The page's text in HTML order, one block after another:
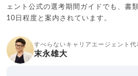
ェント公式の選考期間ガイドでも、書
10日程度と案内されています。
すべらないキャリアエージェント代
末永雄大